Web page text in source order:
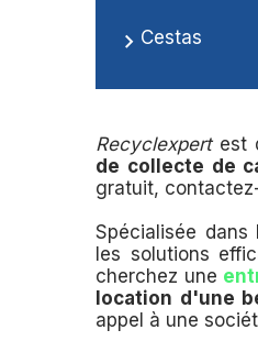
Cestas
Recyclexpertest
de collecte de
gratuit,
Spécialisée
les solutions
cherchez une
location d'une
appel à une